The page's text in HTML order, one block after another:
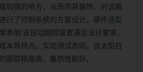
较强的地方，从而向其偏转。对该跟
行了控制系统的方案设计，硬件选型
表明:该自动跟踪装置满足设计要求，
本等特点。实验测试表明，该太阳自
跟踪精度高，集热性能好。